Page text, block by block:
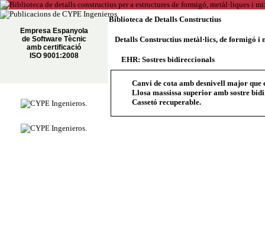
Empresa Espanyola
de Software Tècnic
amb certificació
ISO 9001:2008
Biblioteca de Detalls Constructius
Detalls Constructius metàl·lics, de formigó i
EHR: Sostres bidireccionals
Canvi de cota amb desnivell major
Llosa massissa superior amb sostre
Cassetó recuperable.